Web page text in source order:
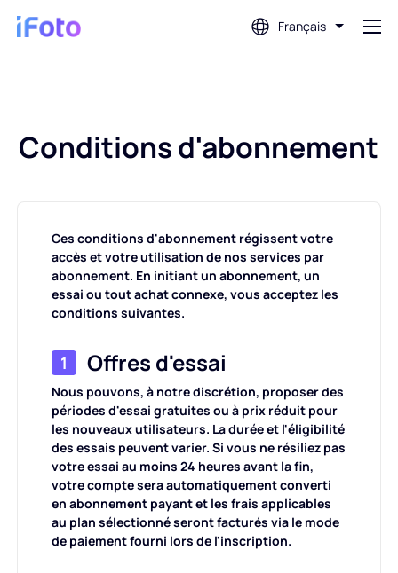
Français
AI Photo Editor
Amélioration de la photo
Créateur de photos de profil
Créateur de photos de passeport
Coiffure IA
Photos de nettoyage
Restaurer une vieille photo
Conditions d'abonnement
Ces conditions d'abonnement régissent votre
accès et votre utilisation de nos services par
abonnement. En initiant un abonnement, un
essai ou tout achat connexe, vous acceptez les
conditions suivantes.
1 Offres d'essai
Nous pouvons, à notre discrétion, proposer des
périodes d'essai gratuites ou à prix réduit pour
les nouveaux utilisateurs. La durée et l'éligibilité
des essais peuvent varier. Si vous ne résiliez pas
votre essai au moins 24 heures avant la fin,
votre compte sera automatiquement converti
en abonnement payant et les frais applicables
au plan sélectionné seront facturés via le mode
de paiement fourni lors de l'inscription.